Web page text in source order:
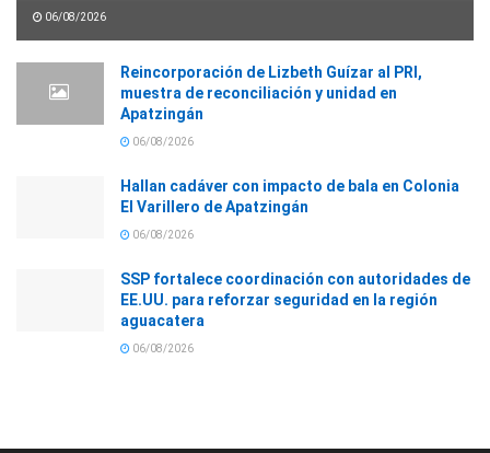
06/08/2026
Reincorporación de Lizbeth Guízar al PRI,
muestra de reconciliación y unidad en
Apatzingán
06/08/2026
Hallan cadáver con impacto de bala en Colonia
El Varillero de Apatzingán
06/08/2026
SSP fortalece coordinación con autoridades de
EE.UU. para reforzar seguridad en la región
aguacatera
06/08/2026